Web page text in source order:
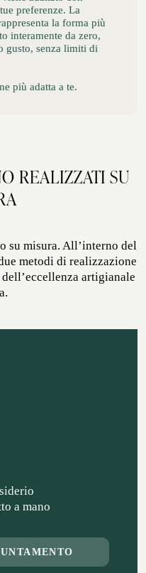
preferenze. La
la forma più
interamente da zero,
gusto, senza limiti di
più adatta a te.
REALIZZATI SU
su misura. All’interno del
metodi di realizzazione
artigianale
a mano